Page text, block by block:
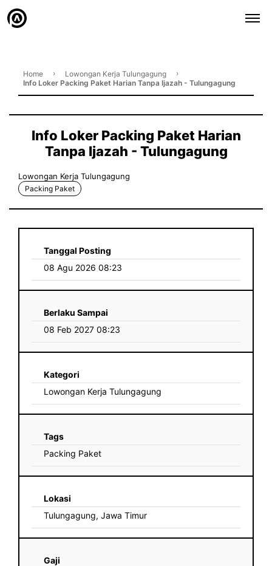
Home › Lowongan Kerja Tulungagung
›
Info Loker Packing Paket Harian Tanpa Ijazah - Tulungagung
Info Loker Packing Paket Harian
Tanpa Ijazah - Tulungagung
Lowongan Kerja Tulungagung
Packing Paket
Tanggal Posting
08 Agu 2026 08:23
Berlaku Sampai
08 Feb 2027 08:23
Kategori
Lowongan Kerja Tulungagung
Tags
Packing Paket
Lokasi
Tulungagung, Jawa Timur
Gaji